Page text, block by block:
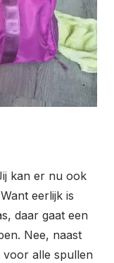
kan er nu ook
eerlijk is
daar gaat een
Nee, naast
voor alle spullen